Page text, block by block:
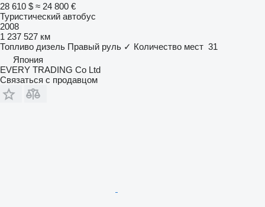
28 610 $ ≈ 24 800 €
Туристический автобус
2008
1 237 527 км
Топливо дизель Правый руль ✓ Количество мест 31
Япония
EVERY TRADING Co Ltd
Связаться с продавцом